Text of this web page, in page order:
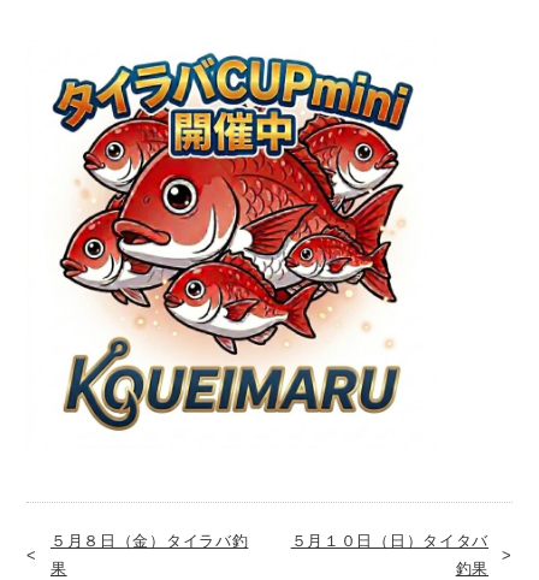
５月８日（金）タイラバ釣
果
５月１０日（日）タイタバ
釣果